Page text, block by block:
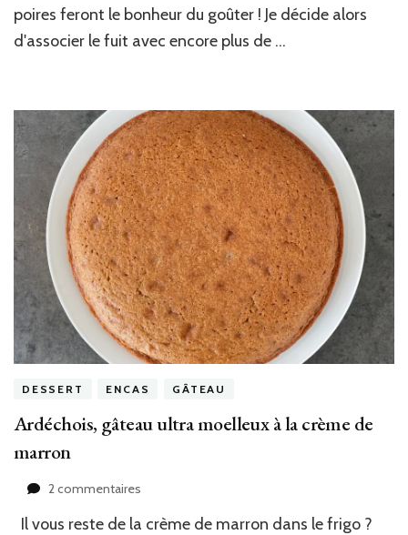
poires feront le bonheur du goûter ! Je décide alors
d'associer le fuit avec encore plus de …
DESSERT ENCAS GÂTEAU
Ardéchois, gâteau ultra moelleux à la crème de
marron
2 commentaires
gâteau
Il vous reste de la crème de marron dans le frigo ?